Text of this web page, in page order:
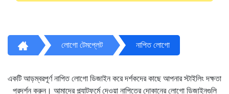
লোগো টেমপ্লেট নাপিত লোগো
একটি আড়ম্বরপূর্ণ নাপিত লোগো ডিজাইন করে দর্শকদের কাছে আপনার স্টাইলিং দক্ষতা
প্রদর্শন করুন। আমাদের প্ল্যাটফর্মে দেওয়া নাপিতের দোকানের লোগো ডিজাইনগুলি